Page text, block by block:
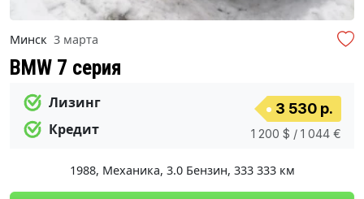
Минск 3 марта
BMW 7 серия
Лизинг
Кредит
3 530 р.
1 200 $ / 1 044 €
1988, Механика, 3.0 Бензин, 333 333 км